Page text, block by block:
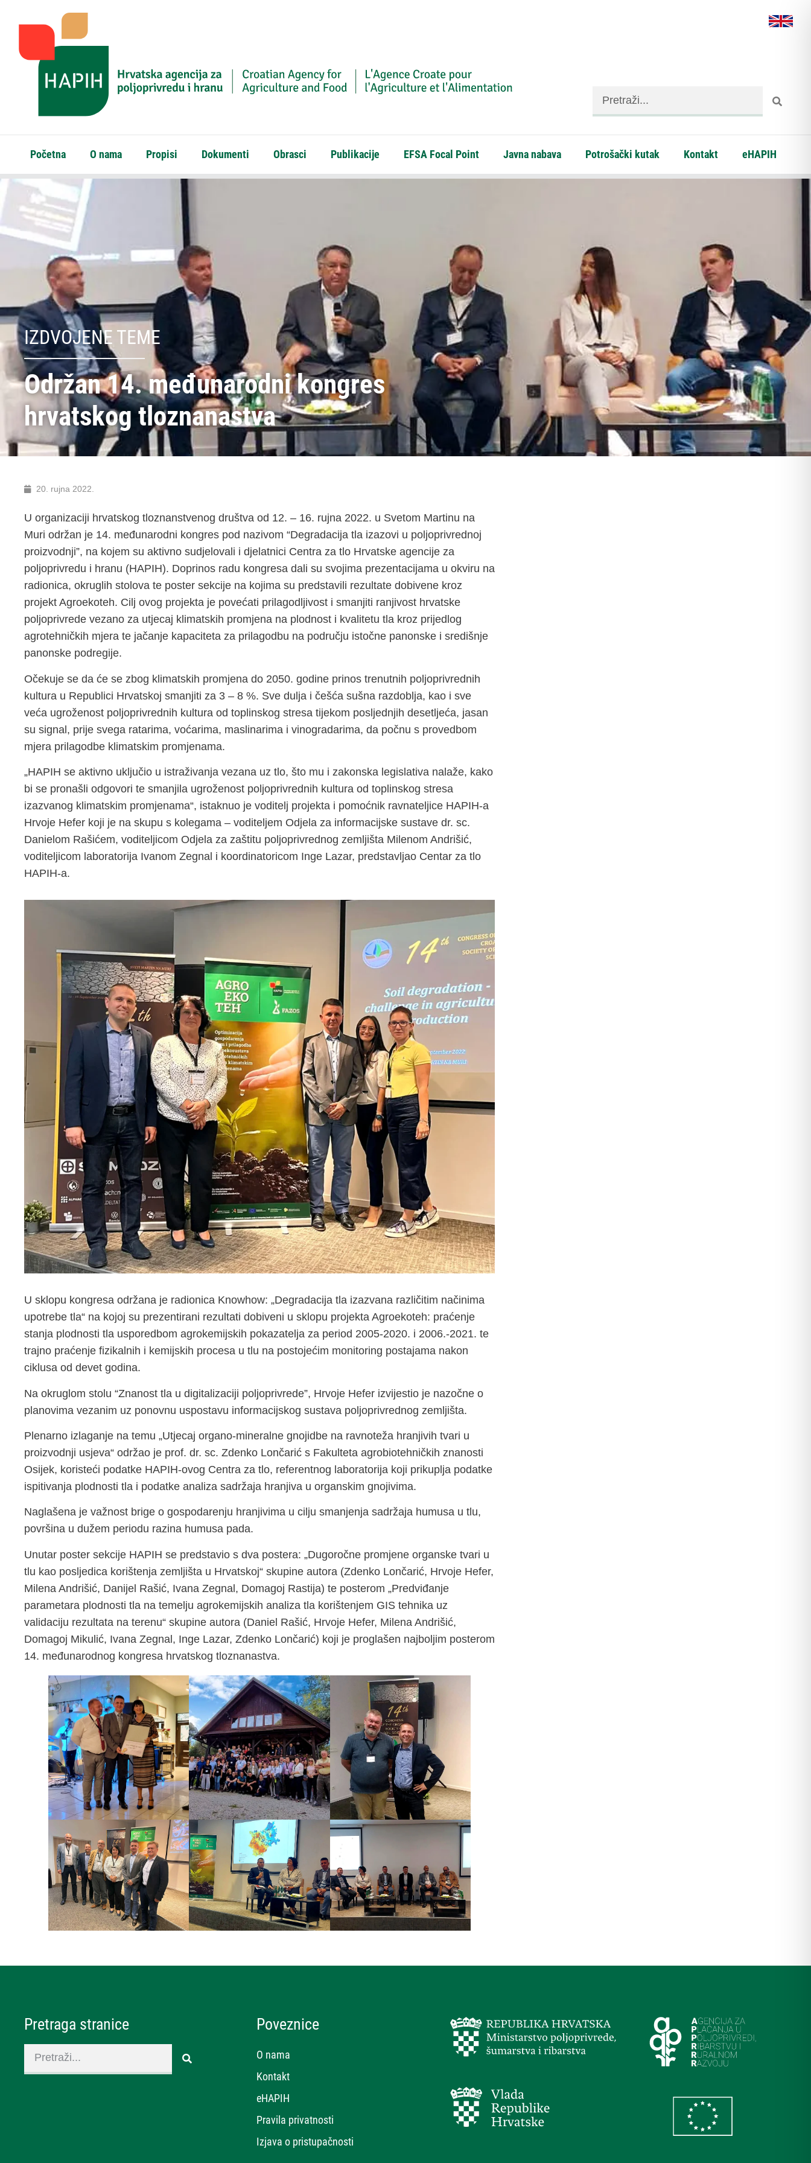
Početna O nama Propisi Dokumenti Obrasci Publikacije EFSA Focal Point Javna nabava Potrošački kutak Kontakt eHAPIH
IZDVOJENE TEME
Održan 14. međunarodni kongres
hrvatskog tloznanastva
20. rujna 2022.
U organizaciji hrvatskog tloznanstvenog društva od 12. – 16. rujna 2022. u Svetom Martinu na
Muri održan je 14. međunarodni kongres pod nazivom “Degradacija tla izazovi u poljoprivrednoj
proizvodnji”, na kojem su aktivno sudjelovali i djelatnici Centra za tlo Hrvatske agencije za
poljoprivredu i hranu (HAPIH). Doprinos radu kongresa dali su svojima prezentacijama u okviru na
radionica, okruglih stolova te poster sekcije na kojima su predstavili rezultate dobivene kroz
projekt Agroekoteh. Cilj ovog projekta je povećati prilagodljivost i smanjiti ranjivost hrvatske
poljoprivrede vezano za utjecaj klimatskih promjena na plodnost i kvalitetu tla kroz prijedlog
agrotehničkih mjera te jačanje kapaciteta za prilagodbu na području istočne panonske i središnje
panonske podregije.
Očekuje se da će se zbog klimatskih promjena do 2050. godine prinos trenutnih poljoprivrednih
kultura u Republici Hrvatskoj smanjiti za 3 – 8 %. Sve dulja i češća sušna razdoblja, kao i sve
veća ugroženost poljoprivrednih kultura od toplinskog stresa tijekom posljednjih desetljeća, jasan
su signal, prije svega ratarima, voćarima, maslinarima i vinogradarima, da počnu s provedbom
mjera prilagodbe klimatskim promjenama.
„HAPIH se aktivno uključio u istraživanja vezana uz tlo, što mu i zakonska legislativa nalaže, kako
bi se pronašli odgovori te smanjila ugroženost poljoprivrednih kultura od toplinskog stresa
izazvanog klimatskim promjenama“, istaknuo je voditelj projekta i pomoćnik ravnateljice HAPIH-a
Hrvoje Hefer koji je na skupu s kolegama – voditeljem Odjela za informacijske sustave dr. sc.
Danielom Rašićem, voditeljicom Odjela za zaštitu poljoprivrednog zemljišta Milenom Andrišić,
voditeljicom laboratorija Ivanom Zegnal i koordinatoricom Inge Lazar, predstavljao Centar za tlo
HAPIH-a.
U sklopu kongresa održana je radionica Knowhow: „Degradacija tla izazvana različitim načinima
upotrebe tla“ na kojoj su prezentirani rezultati dobiveni u sklopu projekta Agroekoteh: praćenje
stanja plodnosti tla usporedbom agrokemijskih pokazatelja za period 2005-2020. i 2006.-2021. te
trajno praćenje fizikalnih i kemijskih procesa u tlu na postojećim monitoring postajama nakon
ciklusa od devet godina.
Na okruglom stolu “Znanost tla u digitalizaciji poljoprivrede”​, Hrvoje Hefer izvijestio je nazočne o
planovima vezanim uz ponovnu uspostavu informacijskog sustava poljoprivrednog zemljišta.
Plenarno izlaganje na temu „Utjecaj organo-mineralne gnojidbe na ravnoteža hranjivih tvari u
proizvodnji usjeva“ održao je prof. dr. sc. Zdenko Lončarić s Fakulteta agrobiotehničkih znanosti
Osijek, koristeći podatke HAPIH-ovog Centra za tlo, referentnog laboratorija koji prikuplja podatke
ispitivanja plodnosti tla i podatke analiza sadržaja hranjiva u organskim gnojivima.
Naglašena je važnost brige o gospodarenju hranjivima u cilju smanjenja sadržaja humusa u tlu,
površina u dužem periodu razina humusa pada.
Unutar poster sekcije HAPIH se predstavio s dva postera: „Dugoročne promjene organske tvari u
tlu kao posljedica korištenja zemljišta u Hrvatskoj“ skupine autora (Zdenko Lončarić, Hrvoje Hefer,
Milena Andrišić, Danijel Rašić, Ivana Zegnal, Domagoj Rastija) te posterom „Predviđanje
parametara plodnosti tla na temelju agrokemijskih analiza tla korištenjem GIS tehnika uz
validaciju rezultata na terenu“ skupine autora (Daniel Rašić, Hrvoje Hefer, Milena Andrišić,
Domagoj Mikulić, Ivana Zegnal, Inge Lazar, Zdenko Lončarić) koji je proglašen najboljim posterom
14. međunarodnog kongresa hrvatskog tloznanastva.
Pretraga stranice Poveznice
O nama
Kontakt
eHAPIH
Pravila privatnosti
Izjava o pristupačnosti